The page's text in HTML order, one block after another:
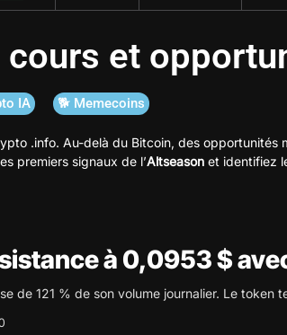
et
IA 🐕 Memecoins
.info. Au-delà du Bitcoin, des opportunités
premiers signaux de l’Altseason et identifiez
à 0,0953 $
de 121 % de son volume journalier. Le token